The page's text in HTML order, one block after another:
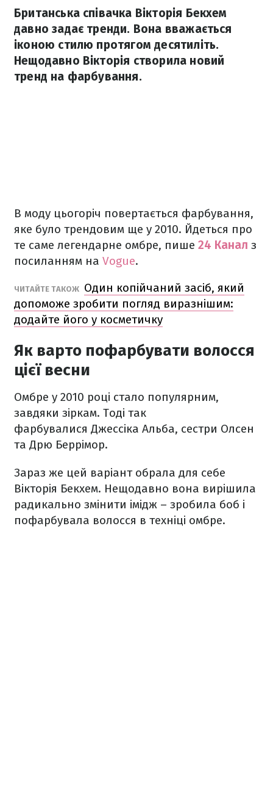
Британська співачка Вікторія Бекхем
давно задає тренди. Вона вважається
іконою стилю протягом десятиліть.
Нещодавно Вікторія створила новий
тренд на фарбування.
В моду цьогоріч повертається фарбування,
яке було трендовим ще у 2010. Йдеться про
те саме легендарне омбре, пише 24 Канал з
посиланням на Vogue.
ЧИТАЙТЕ ТАКОЖ Один копійчаний засіб, який
допоможе зробити погляд виразнішим:
додайте його у косметичку
Як варто пофарбувати волосся
цієї весни
Омбре у 2010 році стало популярним,
завдяки зіркам. Тоді так
фарбувалися Джессіка Альба, сестри Олсен
та Дрю Беррімор.
Зараз же цей варіант обрала для себе
Вікторія Бекхем. Нещодавно вона вирішила
радикально змінити імідж – зробила боб і
пофарбувала волосся в техніці омбре.